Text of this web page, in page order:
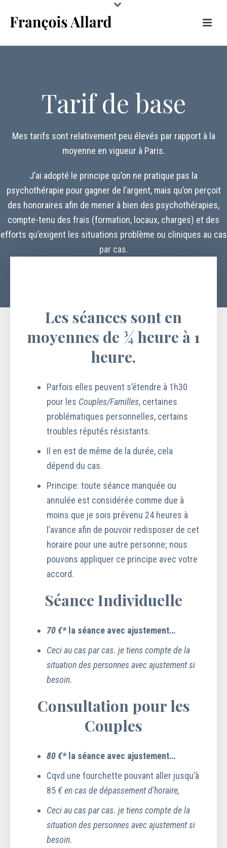
Tarif de base
Mes tarifs sont relativement peu élevés par rapport à la
moyenne en vigueur à Paris.
J’ai adopté le principe qu’on ne pratique pas la
psychothérapie pour gagner de l’argent, mais qu’on perçoit
des honoraires afin de mener à bien des psychothérapies,
compte-tenu des frais (formation, locaux, charges) et des
efforts qu’exigent les situations problème ou cliniques au cas
par cas.
Les séances sont en
moyennes de ¾ heure à 1
heure.
Parfois elles peuvent s’étendre à 1h30
pour les Couples/Familles, certaines
problématiques personnelles, certains
troubles réputés résistants.
Il en est de même de la durée, cela
dépend du cas.
Principe: toute séance manquée ou
annulée est considérée comme due à
moins que je sois prévenu 24 heures à
l’avance afin de pouvoir redisposer de cet
horaire pour une autre personne; nous
pouvons appliquer ce principe avec votre
accord.
Séance Individuelle
70 €*la séance avec ajustement…
Ceci au cas par cas. je tiens compte de la
situation des personnes avec ajustement si
besoin.
Consultation pour les
Couples
80 €*la séance avec ajustement…
Cqvd une fourchette pouvant aller jusqu’à
85 € en cas de dépassement d’horaire,
Ceci au cas par cas. je tiens compte de la
situation des personnes avec ajustement si
besoin.